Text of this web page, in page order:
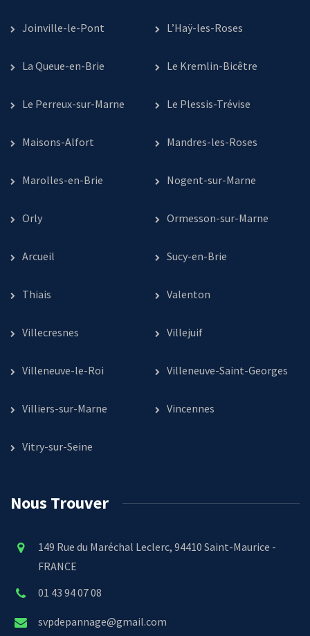
Joinville-le-Pont L’Haÿ-les-Roses
La Queue-en-Brie Le Kremlin-Bicêtre
Le Perreux-sur-Marne Le Plessis-Trévise
Maisons-Alfort Mandres-les-Roses
Marolles-en-Brie Nogent-sur-Marne
Orly Ormesson-sur-Marne
Arcueil Sucy-en-Brie
Thiais Valenton
Villecresnes Villejuif
Villeneuve-le-Roi Villeneuve-Saint-Georges
Villiers-sur-Marne Vincennes
Vitry-sur-Seine
Nous Trouver
149 Rue du Maréchal Leclerc, 94410 Saint-Maurice -
FRANCE
01 43 94 07 08
svpdepannage@gmail.com